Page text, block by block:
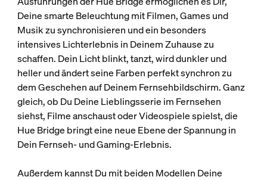
Deine smarte Beleuchtung mit Filmen, Games und
Musik zu synchronisieren und ein besonders
intensives Lichterlebnis in Deinem Zuhause zu
schaffen. Dein Licht blinkt, tanzt, wird dunkler und
heller und ändert seine Farben perfekt synchron zu
dem Geschehen auf Deinem Fernsehbildschirm. Ganz
gleich, ob Du Deine Lieblingsserie im Fernsehen
siehst, Filme anschaust oder Videospiele spielst, die
Hue Bridge bringt eine neue Ebene der Spannung in
Dein Fernseh- und Gaming-Erlebnis.
Außerdem kannst Du mit beiden Modellen Deine